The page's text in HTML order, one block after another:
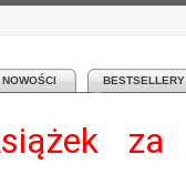
NOWOŚCI BESTSELLERY
za